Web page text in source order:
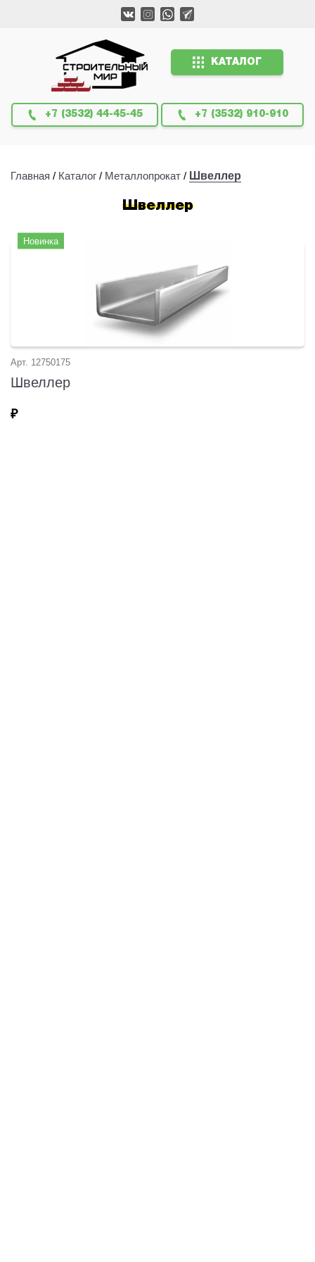
КАТАЛОГ
+7 (3532) 44-45-45 +7 (3532) 910-910
Главная / Каталог / Металлопрокат / Швеллер
Швеллер
Новинка
Арт. 12750175
Швеллер
₽